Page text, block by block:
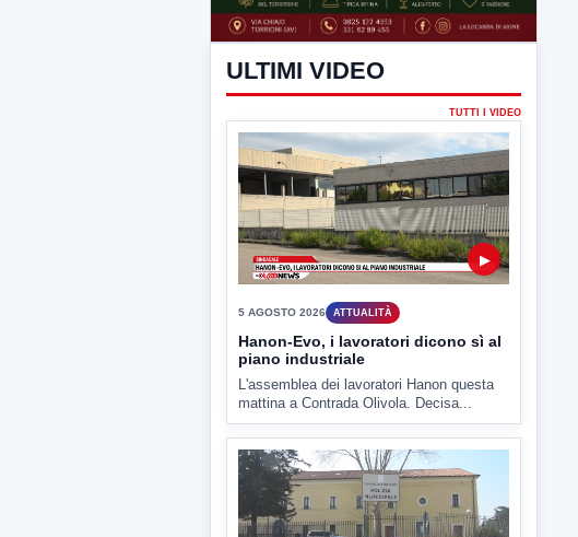
ULTIMI VIDEO
TUTTI I VIDEO
▶
Hanon-Evo, i lavoratori dicono sì al
piano industriale
L'assemblea dei lavoratori Hanon questa
mattina a Contrada Olivola. Decisa...